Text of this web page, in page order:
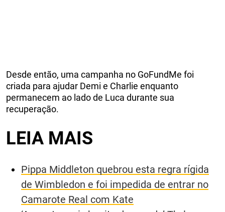
Desde então, uma campanha no GoFundMe foi
criada para ajudar Demi e Charlie enquanto
permanecem ao lado de Luca durante sua
recuperação.
LEIA MAIS
Pippa Middleton quebrou esta regra rígida
de Wimbledon e foi impedida de entrar no
Camarote Real com Kate